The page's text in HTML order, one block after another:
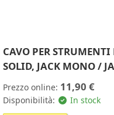
CAVO PER
SOLID, JACK MONO /
Prezzo online: 11,90 €
Disponibilità: In stock